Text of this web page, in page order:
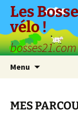
Aller
contenu
Les
vélo !
bosses21.com
Menu
MES